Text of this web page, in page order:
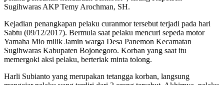
Sugihwaras AKP Temy Arochman, SH.
Kejadian penangkapan pelaku curanmor tersebut terjadi pada hari
Sabtu (09/12/2017). Bermula saat pelaku mencuri sepeda motor
Yamaha Mio milik Jamin warga Desa Panemon Kecamatan
Sugihwaras Kabupaten Bojonegoro. Korban yang saat itu
memergoki aksi pelaku, berteriak minta tolong.
Harli Subianto yang merupakan tetangga korban, langsung